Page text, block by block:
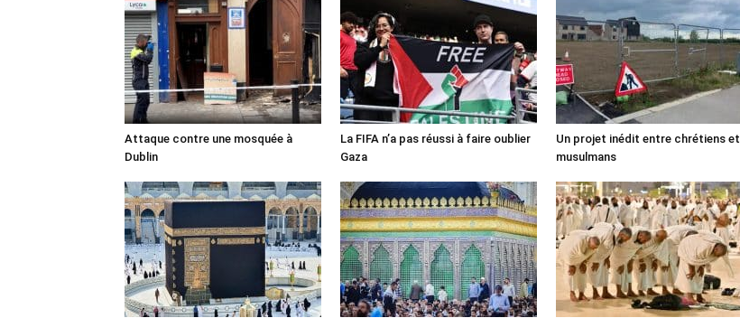
Attaque contre une mosquée à
Dublin
La FIFA n’a pas réussi à faire oublier
Gaza
Un projet inédit entre chrétiens et
musulmans